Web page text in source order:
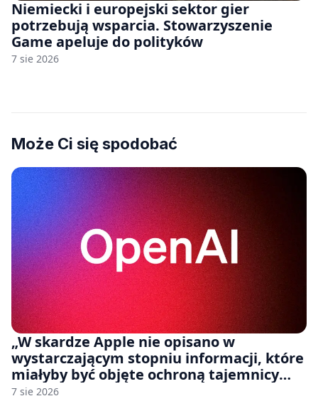
Niemiecki i europejski sektor gier
potrzebują wsparcia. Stowarzyszenie
Game apeluje do polityków
7 sie 2026
Może Ci się spodobać
„W skardze Apple nie opisano w
wystarczającym stopniu informacji, które
miałyby być objęte ochroną tajemnicy
handlowej”. OpenAI żąda odrzucenia
7 sie 2026